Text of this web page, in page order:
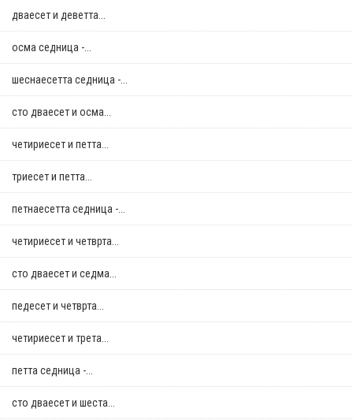
дваесет и деветта...
осма седница -...
шеснаесетта седница -...
сто дваесет и осма...
четириесет и петта...
триесет и петта...
петнаесетта седница -...
четириесет и четврта...
сто дваесет и седма...
педесет и четврта...
четириесет и трета...
петта седница -...
сто дваесет и шеста...